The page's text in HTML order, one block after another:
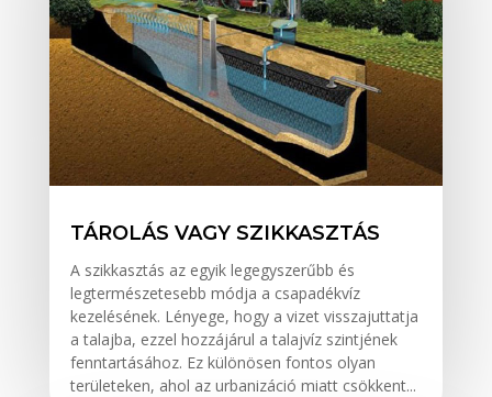
TÁROLÁS VAGY SZIKKASZTÁS
A szikkasztás az egyik legegyszerűbb és
legtermészetesebb módja a csapadékvíz
kezelésének. Lényege, hogy a vizet visszajuttatja
a talajba, ezzel hozzájárul a talajvíz szintjének
fenntartásához. Ez különösen fontos olyan
területeken, ahol az urbanizáció miatt csökkent...